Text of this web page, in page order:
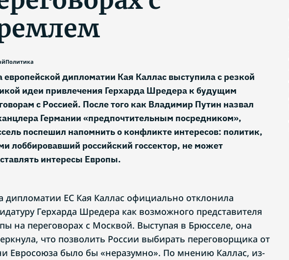
Политика
европейской дипломатии Кая Каллас выступила с резкой
идеи привлечения Герхарда Шредера к будущим
с Россией. После того как Владимир Путин назвал
Германии «предпочтительным посредником»,
поспешил напомнить о конфликте интересов: политик,
лоббировавший российский госсектор, не может
интересы Европы.
дипломатии ЕС Кая Каллас официально отклонила
Герхарда Шредера как возможного представителя
на переговорах с Москвой. Выступая в Брюсселе, она
что позволить России выбирать переговорщика от
Евросоюза было бы «неразумно». По мнению Каллас, из-